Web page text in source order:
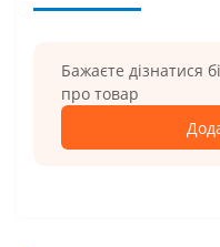
Бажаєте дізнатися
про товар